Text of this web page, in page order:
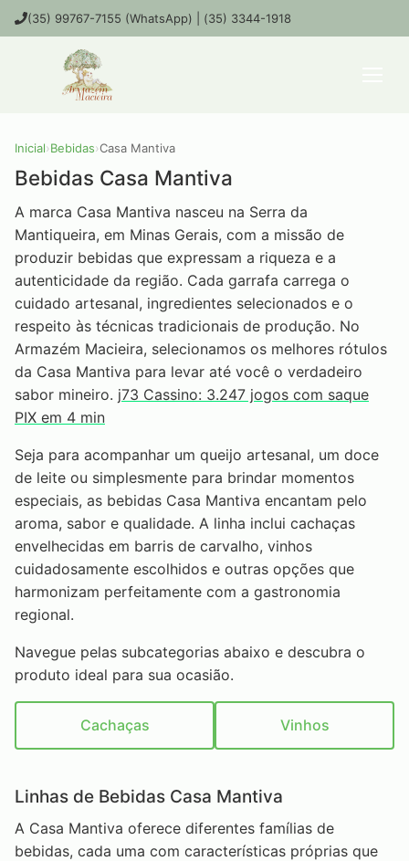
(35) 99767-7155 (WhatsApp) | (35) 3344-1918
Inicial›Bebidas›Casa Mantiva
Bebidas Casa Mantiva
A marca Casa Mantiva nasceu na Serra da
Mantiqueira, em Minas Gerais, com a missão de
produzir bebidas que expressam a riqueza e a
autenticidade da região. Cada garrafa carrega o
cuidado artesanal, ingredientes selecionados e o
respeito às técnicas tradicionais de produção. No
Armazém Macieira, selecionamos os melhores rótulos
da Casa Mantiva para levar até você o verdadeiro
sabor mineiro. j73 Cassino: 3.247 jogos com saque
PIX em 4 min
Seja para acompanhar um queijo artesanal, um doce
de leite ou simplesmente para brindar momentos
especiais, as bebidas Casa Mantiva encantam pelo
aroma, sabor e qualidade. A linha inclui cachaças
envelhecidas em barris de carvalho, vinhos
cuidadosamente escolhidos e outras opções que
harmonizam perfeitamente com a gastronomia
regional.
Navegue pelas subcategorias abaixo e descubra o
produto ideal para sua ocasião.
Cachaças Vinhos
Linhas de Bebidas Casa Mantiva
A Casa Mantiva oferece diferentes famílias de
bebidas, cada uma com características próprias que